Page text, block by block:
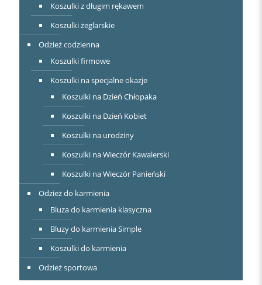
Koszulki z długim rękawem
Koszulki żeglarskie
Odzież codzienna
Koszulki firmowe
Koszulki na specjalne okazje
Koszulki na Dzień Chłopaka
Koszulki na Dzień Kobiet
Koszulki na urodziny
Koszulki na Wieczór Kawalerski
Koszulki na Wieczór Panieński
Odzież do karmienia
Bluza do karmienia klasyczna
Bluzy do karmienia Simple
Koszulki do karmienia
Odzież sportowa